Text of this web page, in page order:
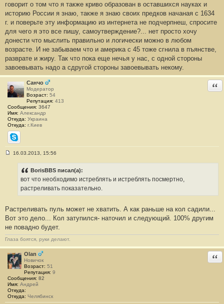
говорит о том что я также криво образован в оставшихся науках и
историю России я знаю, также я знаю своих предков начаная с 1634
г. и поверьте эту информацию из интернета не подчерпнеш, спросите
для чего я это все пишу, самоутверждение?... нет просто хочу
донести что мыслить правильно и логически можно в любом
возрасте. И не забываем что и америка с 45 тоже сгнила в пъянстве,
разврате и жиру. Так что пока еще нечья у нас, с одной стороны
завоевывать надо а сдругой стороны завоевывать некому.
Санчо
Модератор
Возраст: 54
Репутация: 413
Сообщения: 3647
Имя: Александр
Откуда: Украина
Откуда: г.Киев
Skype
#
1
16.03.2013, 15:56
BorisBBS писал(а):
вот что необходимо истреблять и истреблять посмертно,
растреливать показательно.
Растреливать пуль может не хватить. А как раньше на кол садили...
Вот это дело... Кол затупился- наточил и следующий. 100% другим
не повадно будет.
Глаза боятся, руки делают.
Olan
Новичок
Возраст: 51
Репутация: 9
Сообщения: 82
Имя: Андрей
Откуда:
Откуда: Челябинск